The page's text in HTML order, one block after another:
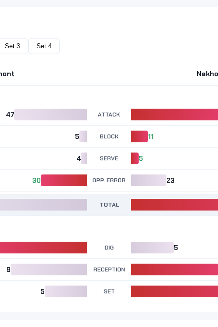
Set 3 Set 4
47 ATTACK
5 BLOCK 11
4 SERVE 5
30 OPP. ERROR 23
TOTAL
DIG 5
9 RECEPTION
5 SET